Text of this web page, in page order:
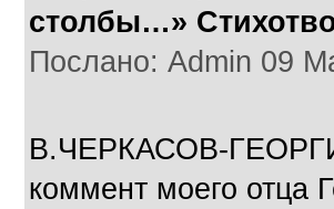
столбы…»
Послано: Admin 09
В.ЧЕРКАСОВ-
коммент моего отца